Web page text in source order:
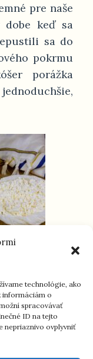
technológie, ako
informáciám o
spracovávať
ID na tejto
nepriaznivo ovplyvniť
pre naše
dobe keď sa
sa do
pokrmu
porážka